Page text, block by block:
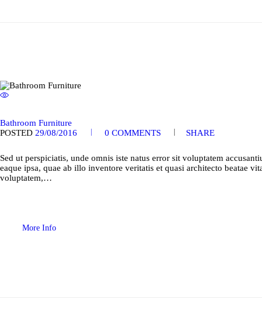
Bathroom Furniture
POSTED 29/08/2016 0 COMMENTS SHARE
Sed ut perspiciatis, unde omnis iste natus error sit voluptatem
eaque ipsa, quae ab illo inventore veritatis et quasi architecto beatae
voluptatem,…
More Info